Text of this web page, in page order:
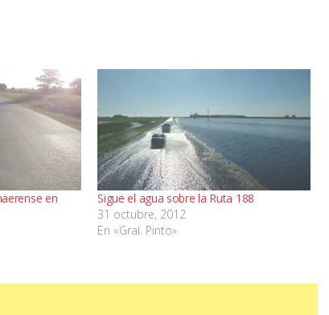
en
Sigue el agua sobre la Ruta 188
31 octubre, 2012
En «Gral. Pinto»